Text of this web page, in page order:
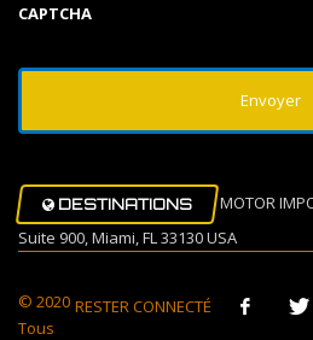
CAPTCHA
DESTINATIONS
MOTOR
Suite 900, Miami, FL 33130 USA
RESTER CONNECTÉ
© 2020
Tous